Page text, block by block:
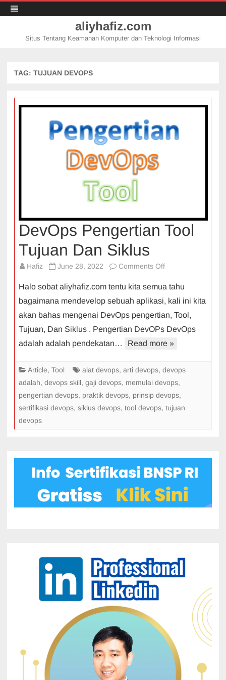
aliyhafiz.com
Situs Tentang Keamanan Komputer dan Teknologi Informasi
TAG: TUJUAN DEVOPS
DevOps Pengertian Tool
Tujuan Dan Siklus
Hafiz June 28, 2022 Comments Offon
Pengertian
Tool
Tujuan
Dan
Siklus
Halo sobat aliyhafiz.com tentu kita semua tahu
bagaimana mendevelop sebuah aplikasi, kali ini kita
akan bahas mengenai DevOps pengertian, Tool,
Tujuan, Dan Siklus . Pengertian DevOPs DevOps
adalah adalah pendekatan…
Read more »
Article, Tool alat devops, arti devops, devops
adalah, devops skill, gaji devops, memulai devops,
pengertian devops, praktik devops, prinsip devops,
sertifikasi devops, siklus devops, tool devops, tujuan
devops